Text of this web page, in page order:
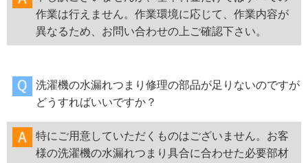
作業は行えません。作業環境に応じて、作業内容が
異なるため、お問い合わせの上ご確認下さい。
洗濯機の水漏れつまり修理の部品が足りないのですが
どうすればいいですか？
特にご用意していただくものはございません。お客
様の洗濯機の水漏れつまり具合に合わせた必要部材